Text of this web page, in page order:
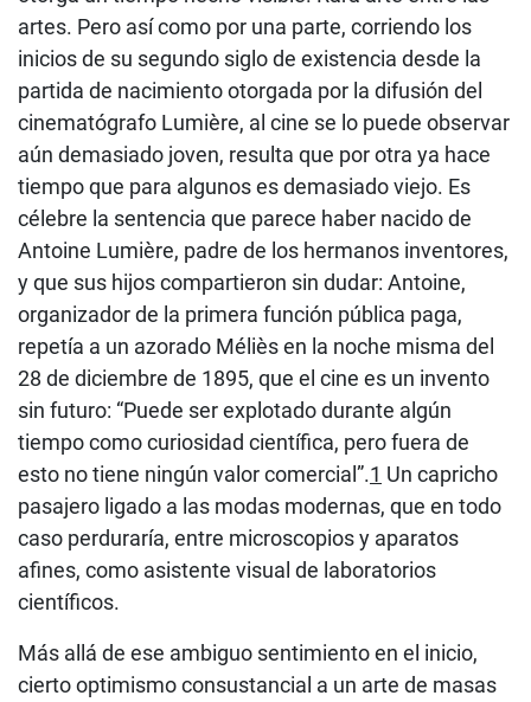
artes. Pero así como por una parte, corriendo los
inicios de su segundo siglo de existencia desde la
partida de nacimiento otorgada por la difusión del
cinematógrafo Lumière, al cine se lo puede observar
aún demasiado joven, resulta que por otra ya hace
tiempo que para algunos es demasiado viejo. Es
célebre la sentencia que parece haber nacido de
Antoine Lumière, padre de los hermanos inventores,
y que sus hijos compartieron sin dudar: Antoine,
organizador de la primera función pública paga,
repetía a un azorado Méliès en la noche misma del
28 de diciembre de 1895, que el cine es un invento
sin futuro: “Puede ser explotado durante algún
tiempo como curiosidad científica, pero fuera de
esto no tiene ningún valor comercial”.1 Un capricho
pasajero ligado a las modas modernas, que en todo
caso perduraría, entre microscopios y aparatos
afines, como asistente visual de laboratorios
científicos.
Más allá de ese ambiguo sentimiento en el inicio,
cierto optimismo consustancial a un arte de masas